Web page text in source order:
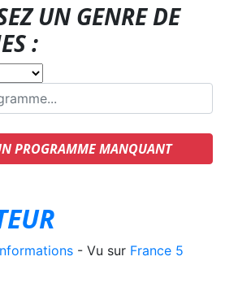
UN GENRE DE
:
PROGRAMME MANQUANT
- Vu sur France 5